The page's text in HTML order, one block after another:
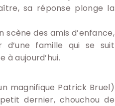
sa réponse plonge la
des amis d’enfance,
famille qui se suit
à aujourd’hui.
magnifique Patrick Bruel)
dernier, chouchou de